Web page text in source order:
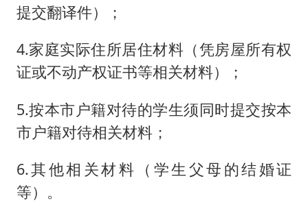
提交翻译件）；
4.家庭实际住所居住材料（凭房屋所有权
证或不动产权证书等相关材料）；
5.按本市户籍对待的学生须同时提交按本
市户籍对待相关材料；
6.其他相关材料（学生父母的结婚证
等）。